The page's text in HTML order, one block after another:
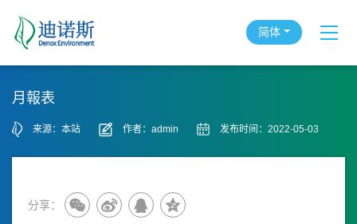
简体
月報表
来源：本站 作者：admin 发布时间：2022-05-03
分享：